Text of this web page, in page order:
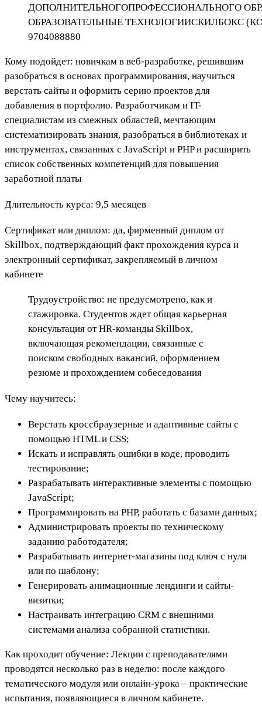
ДОПОЛНИТЕЛЬНОГОПРОФЕССИОНАЛЬНОГО
ОБРАЗОВАТЕЛЬНЫЕ ТЕХНОЛОГИИСКИЛБОКС
9704088880
Кому подойдет: новичкам в веб-разработке, решившим
разобраться в основах программирования, научиться
верстать сайты и оформить серию проектов для
добавления в портфолио. Разработчикам и IT-
специалистам из смежных областей, мечтающим
систематизировать знания, разобраться в библиотеках и
инструментах, связанных с JavaScript и PHP и расширить
список собственных компетенций для повышения
заработной платы
Длительность курса: 9,5 месяцев
Сертификат или диплом: да, фирменный диплом от
Skillbox, подтверждающий факт прохождения курса и
электронный сертификат, закрепляемый в личном
кабинете
Трудоустройство: не предусмотрено, как и
стажировка. Студентов ждет общая карьерная
консультация от HR-команды Skillbox,
включающая рекомендации, связанные с
поиском свободных вакансий, оформлением
резюме и прохождением собеседования
Чему научитесь:
Верстать кроссбраузерные и адаптивные сайты с
помощью HTML и CSS;
Искать и исправлять ошибки в коде, проводить
тестирование;
Разрабатывать интерактивные элементы с помощью
JavaScript;
Программировать на PHP, работать с базами данных;
Администрировать проекты по техническому
заданию работодателя;
Разрабатывать интернет-магазины под ключ с нуля
или по шаблону;
Генерировать анимационные лендинги и сайты-
визитки;
Настраивать интеграцию CRM с внешними
системами анализа собранной статистики.
Как проходит обучение: Лекции с преподавателями
проводятся несколько раз в неделю: после каждого
тематического модуля или онлайн-урока – практические
испытания, появляющиеся в личном кабинете.